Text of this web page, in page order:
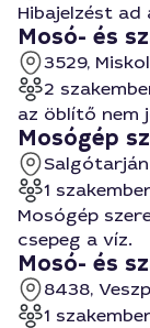
Hibajelzést
Mosó- és
3529,
2
az öblítő nem
Mosógép
Salgótarján
1
Mosógép
csepeg a víz.
Mosó- és
8438,
1